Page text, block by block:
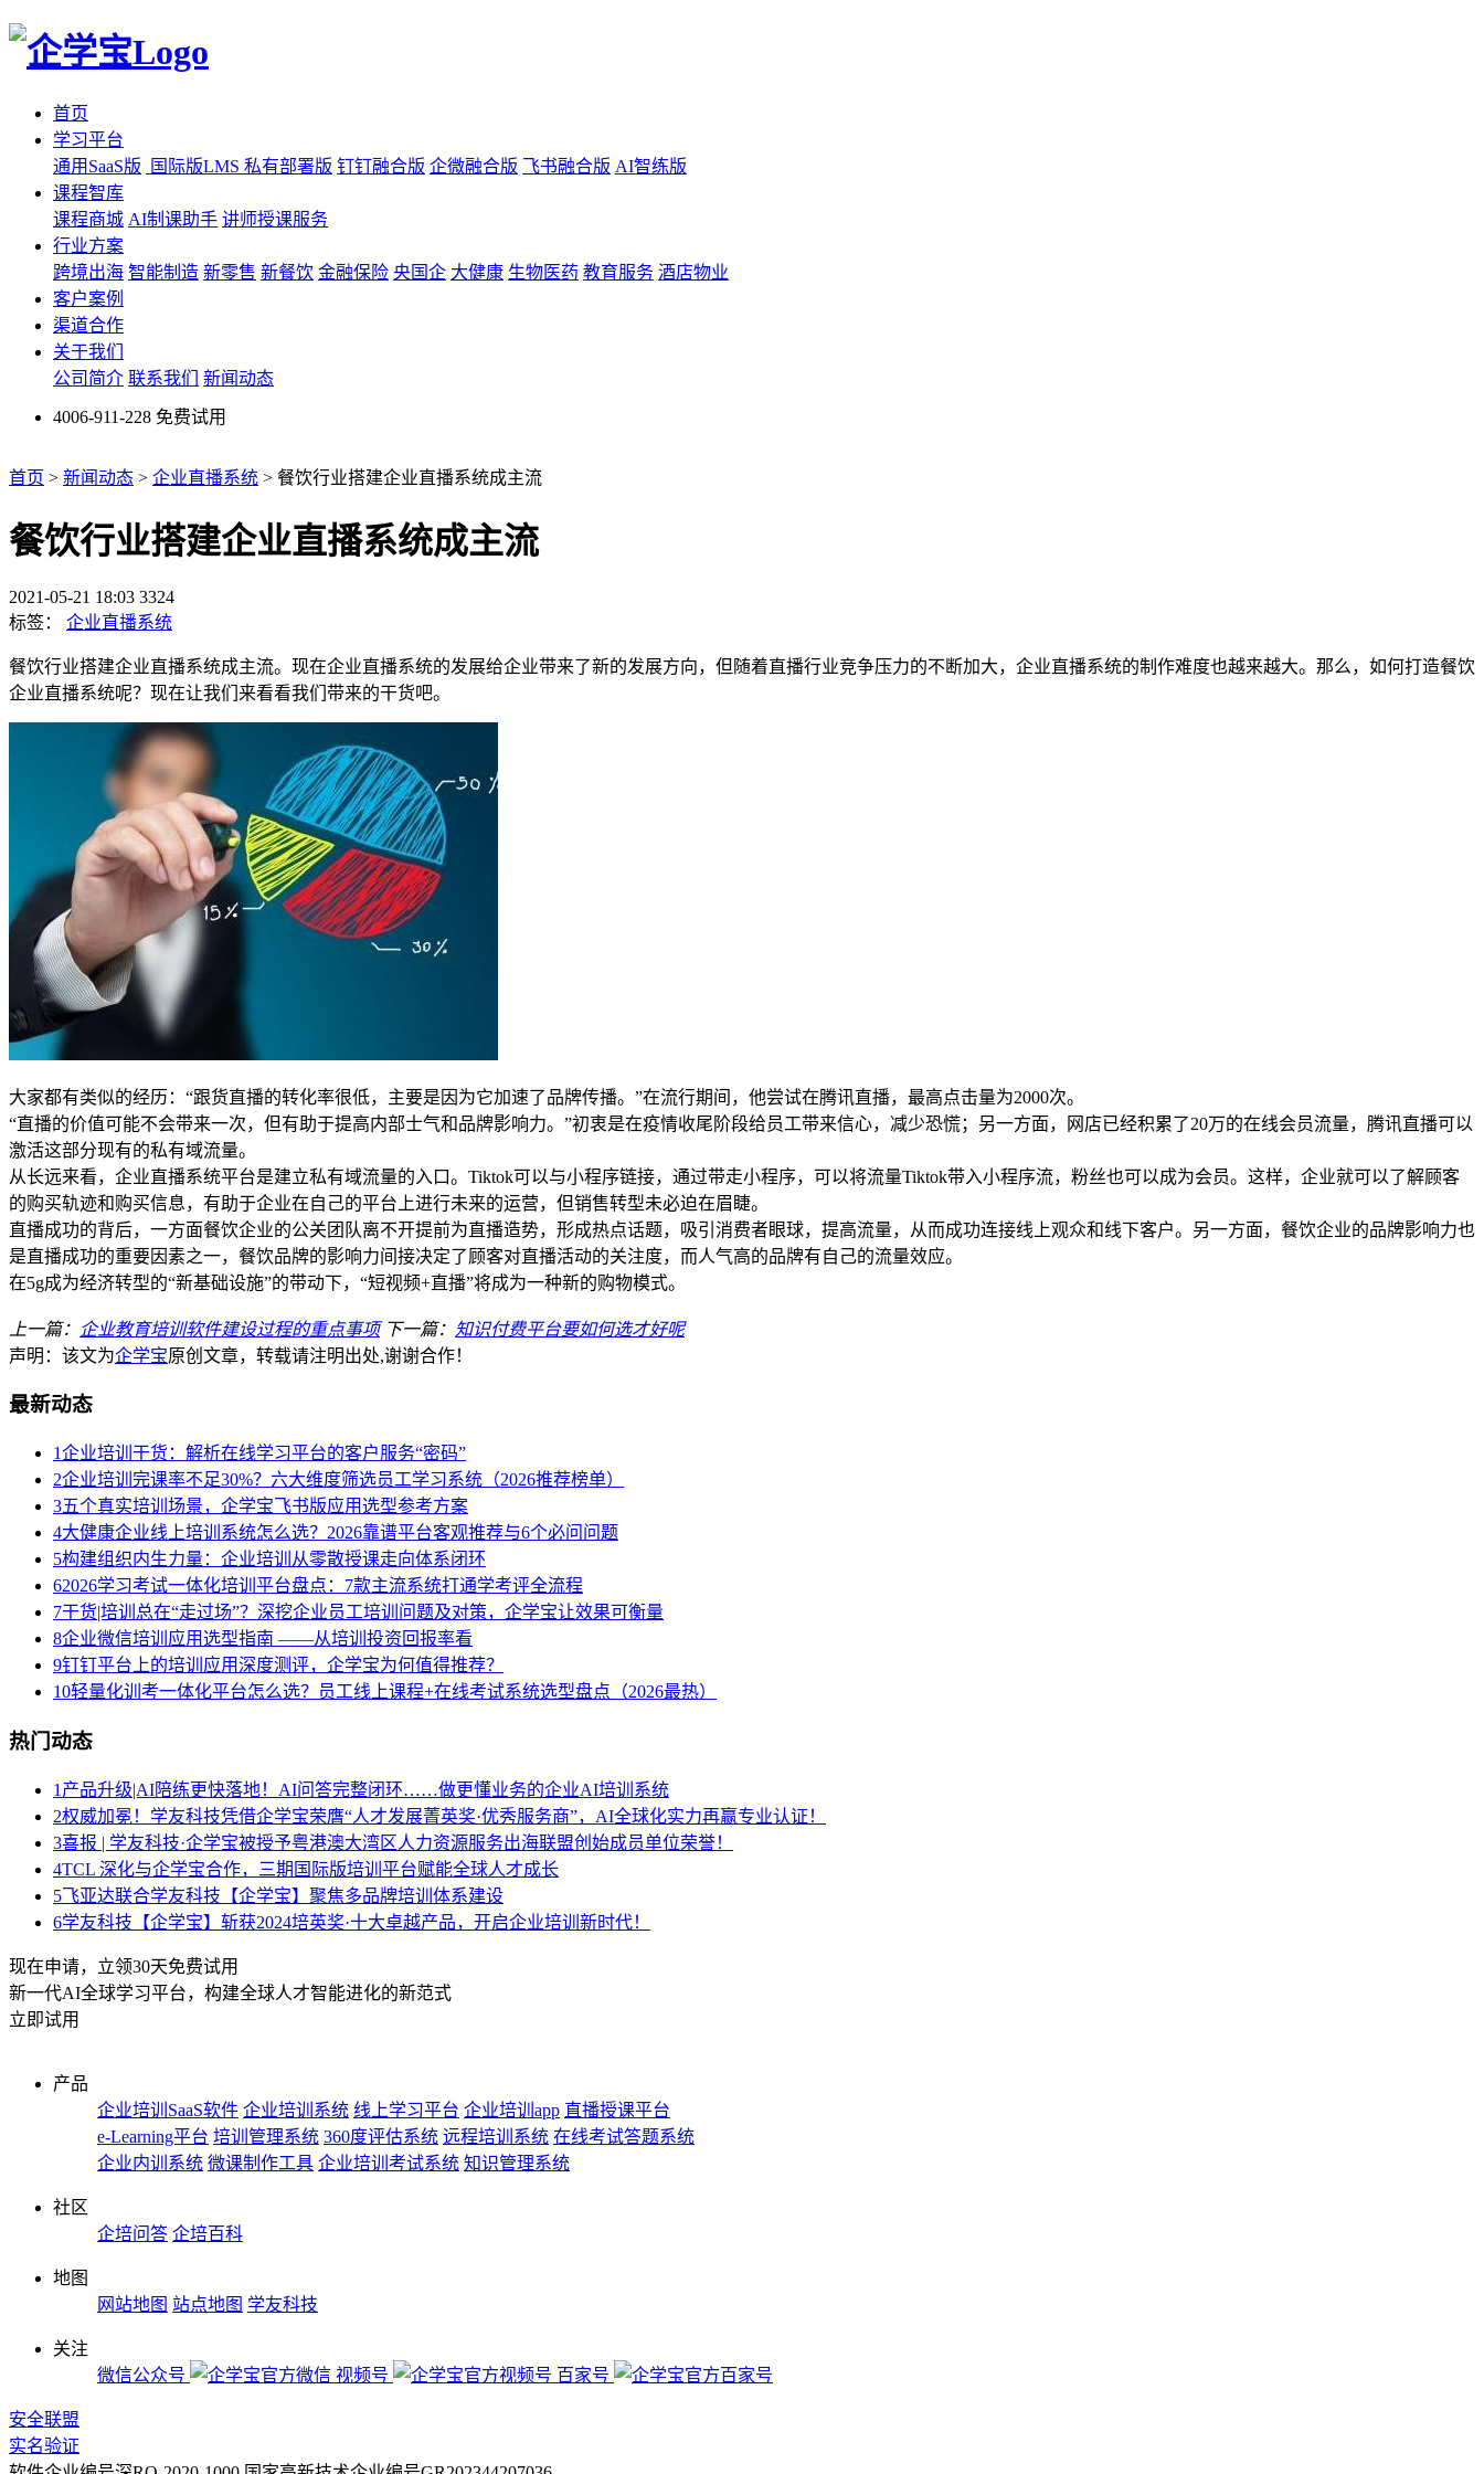
首页
学习平台
通用SaaS版
国际版LMS 私有部署版 钉钉融合版 企微融合版 飞书融合版 AI智练版
课程智库
课程商城 AI制课助手 讲师授课服务
行业方案
跨境出海 智能制造 新零售 新餐饮 金融保险 央国企 大健康 生物医药 教育服务 酒店物业
客户案例
渠道合作
关于我们
公司简介 联系我们 新闻动态
4006-911-228 免费试用
首页 > 新闻动态 > 企业直播系统 > 餐饮行业搭建企业直播系统成主流
餐饮行业搭建企业直播系统成主流
2021-05-21 18:03 3324
标签：
企业直播系统
餐饮行业搭建企业直播系统成主流。现在企业直播系统的发展给企业带来了新的发展方向，但随着直播行业竞争压力的不断加大，企业直播系统的制作难度也越来越大。那么，如何打造餐饮
企业直播系统呢？现在让我们来看看我们带来的干货吧。
大家都有类似的经历：“跟货直播的转化率很低，主要是因为它加速了品牌传播。”在流行期间，他尝试在腾讯直播，最高点击量为2000次。
“直播的价值可能不会带来一次，但有助于提高内部士气和品牌影响力。”初衷是在疫情收尾阶段给员工带来信心，减少恐慌；另一方面，网店已经积累了20万的在线会员流量，腾讯直播可以
激活这部分现有的私有域流量。
从长远来看，企业直播系统平台是建立私有域流量的入口。Tiktok可以与小程序链接，通过带走小程序，可以将流量Tiktok带入小程序流，粉丝也可以成为会员。这样，企业就可以了解顾客
的购买轨迹和购买信息，有助于企业在自己的平台上进行未来的运营，但销售转型未必迫在眉睫。
直播成功的背后，一方面餐饮企业的公关团队离不开提前为直播造势，形成热点话题，吸引消费者眼球，提高流量，从而成功连接线上观众和线下客户。另一方面，餐饮企业的品牌影响力也
是直播成功的重要因素之一，餐饮品牌的影响力间接决定了顾客对直播活动的关注度，而人气高的品牌有自己的流量效应。
在5g成为经济转型的“新基础设施”的带动下，“短视频+直播”将成为一种新的购物模式。
上一篇： 企业教育培训软件建设过程的重点事项 下一篇： 知识付费平台要如何选才好呢
声明：该文为企学宝原创文章，转载请注明出处,谢谢合作！
最新动态
1企业培训干货：解析在线学习平台的客户服务“密码”
2企业培训完课率不足30%？六大维度筛选员工学习系统（2026推荐榜单）
3五个真实培训场景，企学宝飞书版应用选型参考方案
4大健康企业线上培训系统怎么选？2026靠谱平台客观推荐与6个必问问题
5构建组织内生力量：企业培训从零散授课走向体系闭环
62026学习考试一体化培训平台盘点：7款主流系统打通学考评全流程
7干货|培训总在“走过场”？深挖企业员工培训问题及对策，企学宝让效果可衡量
8企业微信培训应用选型指南 ——从培训投资回报率看
9钉钉平台上的培训应用深度测评，企学宝为何值得推荐？
10轻量化训考一体化平台怎么选？员工线上课程+在线考试系统选型盘点（2026最热）
热门动态
1 产品升级|AI陪练更快落地！AI问答完整闭环……做更懂业务的企业AI培训系统
2权威加冕！学友科技凭借企学宝荣膺“人才发展菁英奖·优秀服务商”，AI全球化实力再赢专业认证！
3喜报 | 学友科技·企学宝被授予粤港澳大湾区人力资源服务出海联盟创始成员单位荣誉！
4TCL 深化与企学宝合作，三期国际版培训平台赋能全球人才成长
5飞亚达联合学友科技【企学宝】聚焦多品牌培训体系建设
6学友科技【企学宝】斩获2024培英奖·十大卓越产品，开启企业培训新时代！
现在申请，立领30天免费试用
新一代AI全球学习平台，构建全球人才智能进化的新范式
立即试用
产品
企业培训SaaS软件 企业培训系统 线上学习平台 企业培训app 直播授课平台
e-Learning平台 培训管理系统 360度评估系统 远程培训系统 在线考试答题系统
企业内训系统 微课制作工具 企业培训考试系统 知识管理系统
社区
企培问答 企培百科
地图
网站地图 站点地图 学友科技
关注
微信公众号
视频号 百家号
安全联盟
实名验证